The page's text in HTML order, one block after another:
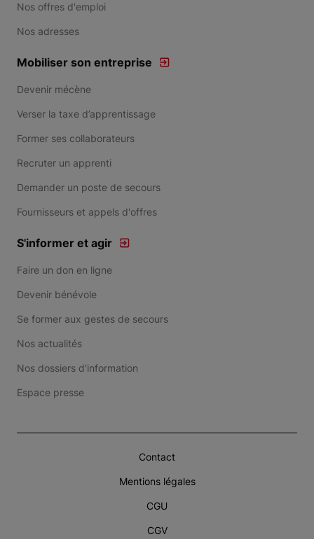
Nos offres d'emploi
Nos adresses
Mobiliser son entreprise
Devenir mécène
Verser la taxe d’apprentissage
Former ses collaborateurs
Recruter un apprenti
Demander un poste de secours
Fournisseurs et appels d'offres
S'informer et agir
Faire un don en ligne
Devenir bénévole
Se former aux gestes de secours
Nos actualités
Nos dossiers d'information
Espace presse
Contact
Mentions légales
CGU
CGV